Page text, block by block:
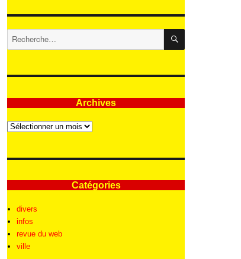
Recherche
pour
RECHERCHE
Archives
Archives
Catégories
divers
infos
revue du web
ville